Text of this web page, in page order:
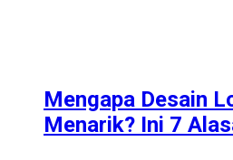
Mengapa Desain
Menarik? Ini 7